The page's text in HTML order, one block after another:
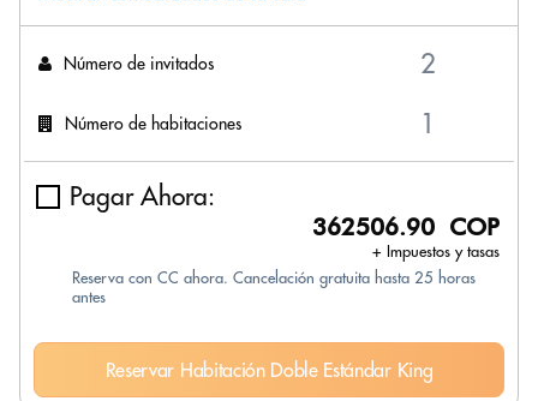
Número de invitados
Número de habitaciones
Pagar Ahora:
362506.90 COP
+ Impuestos y tasas
Reserva con CC ahora. Cancelación gratuita hasta 25 horas
antes
Reservar Habitación Doble Estándar King